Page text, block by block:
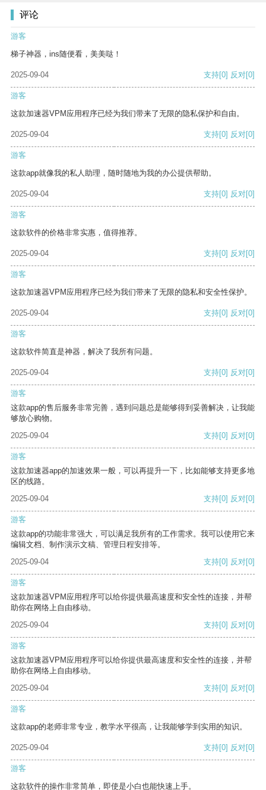
评论
游客
梯子神器，ins随便看，美美哒！
2025-09-04 支持[0] 反对[0]
游客
这款加速器VPM应用程序已经为我们带来了无限的隐私保护和自由。
2025-09-04 支持[0] 反对[0]
游客
这款app就像我的私人助理，随时随地为我的办公提供帮助。
2025-09-04 支持[0] 反对[0]
游客
这款软件的价格非常实惠，值得推荐。
2025-09-04 支持[0] 反对[0]
游客
这款加速器VPM应用程序已经为我们带来了无限的隐私和安全性保护。
2025-09-04 支持[0] 反对[0]
游客
这款软件简直是神器，解决了我所有问题。
2025-09-04 支持[0] 反对[0]
游客
这款app的售后服务非常完善，遇到问题总是能够得到妥善解决，让我能
够放心购物。
2025-09-04
支持[0] 反对[0]
游客
这款加速器app的加速效果一般，可以再提升一下，比如能够支持更多地
区的线路。
2025-09-04
支持[0] 反对[0]
游客
这款app的功能非常强大，可以满足我所有的工作需求。我可以使用它来
编辑文档、制作演示文稿、管理日程安排等。
2025-09-04
支持[0] 反对[0]
游客
这款加速器VPM应用程序可以给你提供最高速度和安全性的连接，并帮
助你在网络上自由移动。
2025-09-04
支持[0] 反对[0]
游客
这款加速器VPM应用程序可以给你提供最高速度和安全性的连接，并帮
助你在网络上自由移动。
2025-09-04
支持[0] 反对[0]
游客
这款app的老师非常专业，教学水平很高，让我能够学到实用的知识。
2025-09-04 支持[0] 反对[0]
游客
这款软件的操作非常简单，即使是小白也能快速上手。